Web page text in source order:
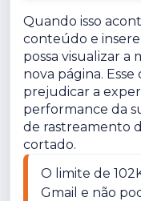
Quando isso
conteúdo e
possa visualizar
nova página.
prejudicar a
performance da
de rastreamento
cortado.
O limite de
Gmail e não